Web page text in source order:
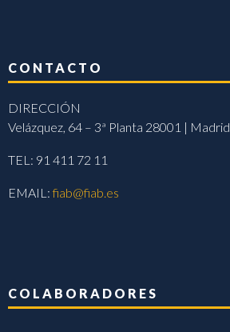
CONTACTO
DIRECCIÓN
Velázquez, 64 – 3ª Planta 28001 | Madrid
TEL: 91 411 72 11
EMAIL:fiab@fiab.es
COLABORADORES